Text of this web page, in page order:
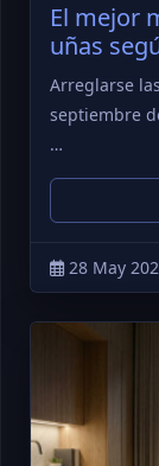
El mejor
uñas
Arreglarse
septiembre
…
28 May